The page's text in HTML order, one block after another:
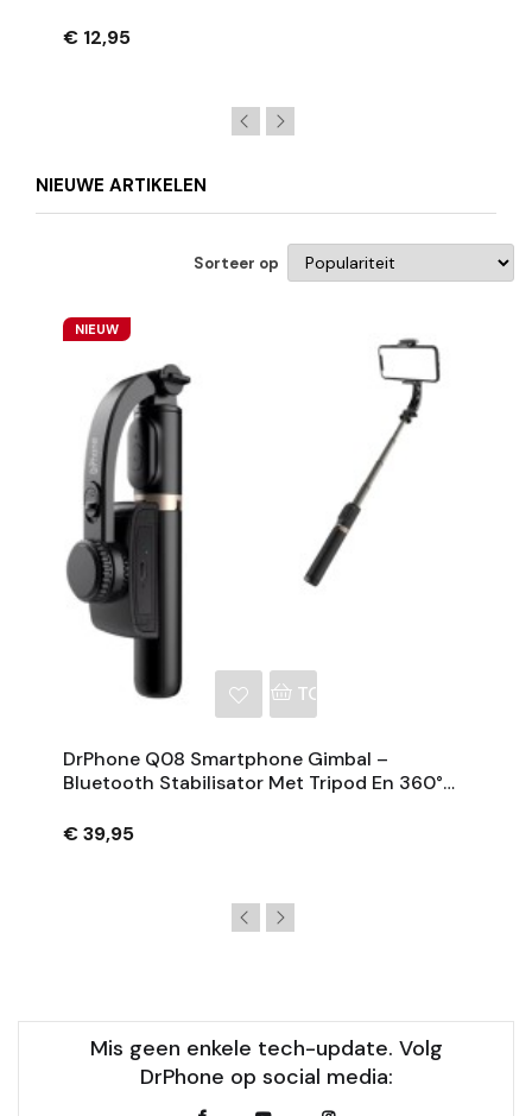
€ 12,95
NIEUWE ARTIKELEN
Sorteer op
NIEUW
TOEVOEGEN AAN
DrPhone Q08 Smartphone Gimbal –
Bluetooth Stabilisator Met Tripod En 360°
€ 39,95
Mis geen enkele tech-update. Volg
DrPhone op social media: